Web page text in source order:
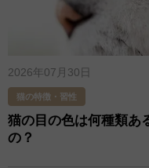
2026年07月30日
猫の特徴・習性
猫の目の色は何種類あ
の？